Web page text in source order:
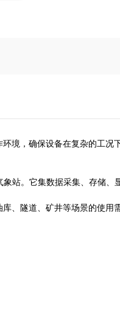
境，确保设备在复杂的工况
站。它集数据采集、存储、
、隧道、矿井等场景的使用需